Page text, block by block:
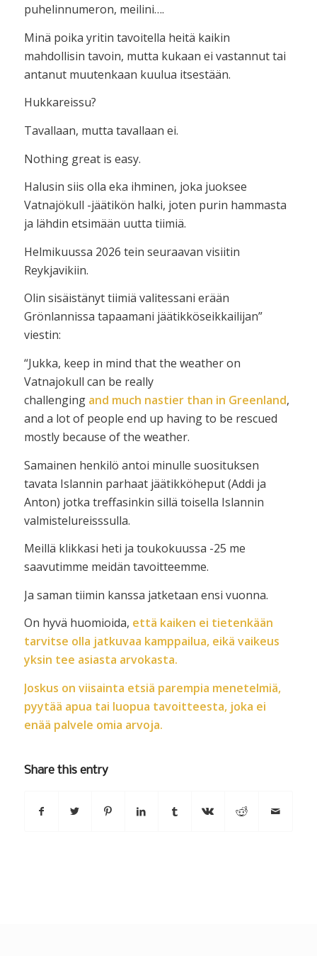
puhelinnumeron, meilini….
Minä poika yritin tavoitella heitä kaikin
mahdollisin tavoin, mutta kukaan ei vastannut tai
antanut muutenkaan kuulua itsestään.
Hukkareissu?
Tavallaan, mutta tavallaan ei.
Nothing great is easy.
Halusin siis olla eka ihminen, joka juoksee
Vatnajökull -jäätikön halki, joten purin hammasta
ja lähdin etsimään uutta tiimiä.
Helmikuussa 2026 tein seuraavan visiitin
Reykjavikiin.
Olin sisäistänyt tiimiä valitessani erään
Grönlannissa tapaamani jäätikköseikkailijan”
viestin:
“Jukka, keep in mind that the weather on
Vatnajokull can be really
challenging and much nastier than in Greenland,
and a lot of people end up having to be rescued
mostly because of the weather.
Samainen henkilö antoi minulle suosituksen
tavata Islannin parhaat jäätikköheput (Addi ja
Anton) jotka treffasinkin sillä toisella Islannin
valmistelureisssulla.
Meillä klikkasi heti ja toukokuussa -25 me
saavutimme meidän tavoitteemme.
Ja saman tiimin kanssa jatketaan ensi vuonna.
On hyvä huomioida, että kaiken ei tietenkään
tarvitse olla jatkuvaa kamppailua, eikä vaikeus
yksin tee asiasta arvokasta.
Joskus on viisainta etsiä parempia menetelmiä,
pyytää apua tai luopua tavoitteesta, joka ei
enää palvele omia arvoja.
Share this entry